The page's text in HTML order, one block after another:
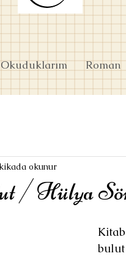
Roman
/ Hülya
okunur
bulut